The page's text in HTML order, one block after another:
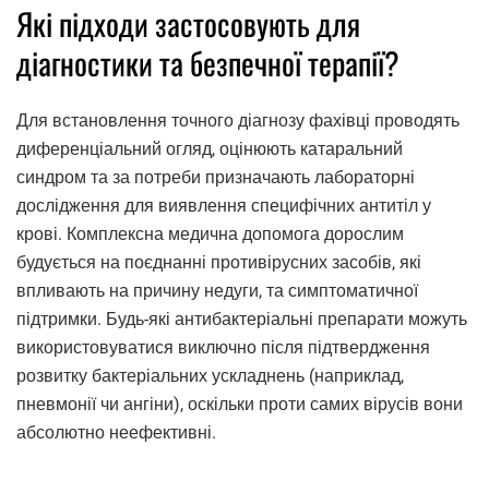
Які підходи застосовують для
діагностики та безпечної терапії?
Для встановлення точного діагнозу фахівці проводять
диференціальний огляд, оцінюють катаральний
синдром та за потреби призначають лабораторні
дослідження для виявлення специфічних антитіл у
крові. Комплексна медична допомога дорослим
будується на поєднанні противірусних засобів, які
впливають на причину недуги, та симптоматичної
підтримки. Будь-які антибактеріальні препарати можуть
використовуватися виключно після підтвердження
розвитку бактеріальних ускладнень (наприклад,
пневмонії чи ангіни), оскільки проти самих вірусів вони
абсолютно неефективні.